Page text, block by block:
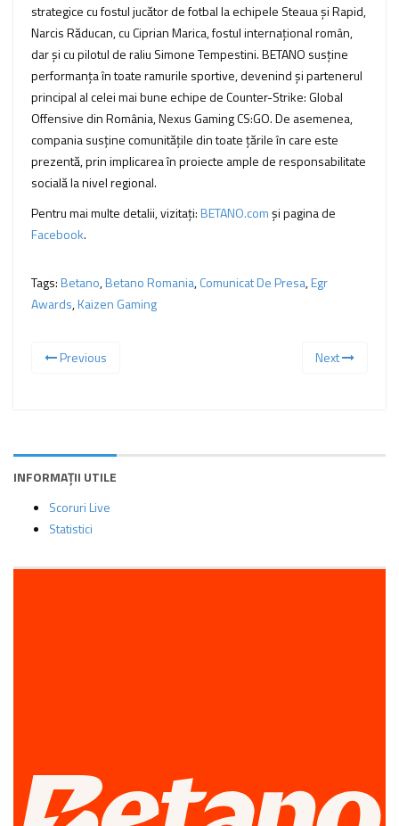
strategice cu fostul jucător de fotbal la echipele Steaua și Rapid,
Narcis Răducan, cu Ciprian Marica, fostul internațional român,
dar și cu pilotul de raliu Simone Tempestini. BETANO susține
performanța în toate ramurile sportive, devenind și partenerul
principal al celei mai bune echipe de Counter-Strike: Global
Offensive din România, Nexus Gaming CS:GO. De asemenea,
compania susține comunitățile din toate țările în care este
prezentă, prin implicarea în proiecte ample de responsabilitate
socială la nivel regional.
Pentru mai multe detalii, vizitați:BETANO.comși pagina de
Facebook.
Tags:Betano,Betano Romania,Comunicat De Presa,Egr
Awards,Kaizen Gaming
Previous Next
INFORMAȚII UTILE
Scoruri Live
Statistici